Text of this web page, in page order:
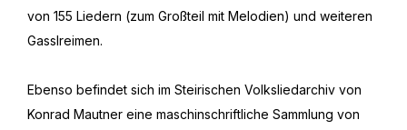
von 155 Liedern (zum Großteil mit Melodien) und weiteren
Gasslreimen.
Ebenso befindet sich im Steirischen Volksliedarchiv von
Konrad Mautner eine maschinschriftliche Sammlung von